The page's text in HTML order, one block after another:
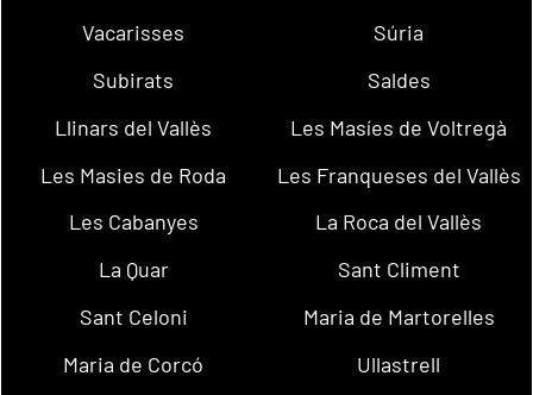
Vacarisses
Súria
Subirats
Saldes
Llinars del Vallès
Les Masíes de Voltregà
Les Masies de Roda
Les Franqueses del Vallès
Les Cabanyes
La Roca del Vallès
La Quar
Sant Climent
Sant Celoni
Maria de Martorelles
Maria de Corcó
Ullastrell